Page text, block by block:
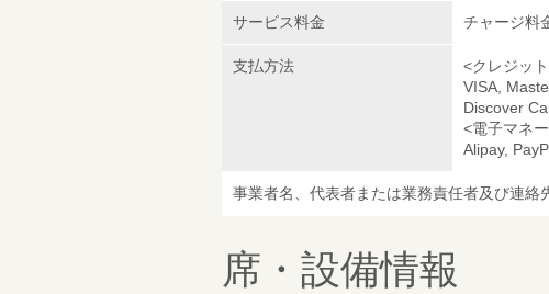
サービス料金 チャージ料
支払方法
<クレジッ
VISA,
Discover
<電子マネ
Alipay,
事業者名、代表者または業務責任者及び連絡
席・設備情報